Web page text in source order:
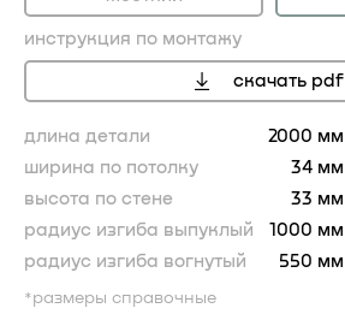
инструкция по монтажу
скачать pdf
длина детали
2000 мм
ширина по потолку
34 мм
высота по стене
33 мм
радиус изгиба выпуклый
1000 мм
радиус изгиба вогнутый
550 мм
*размеры справочные